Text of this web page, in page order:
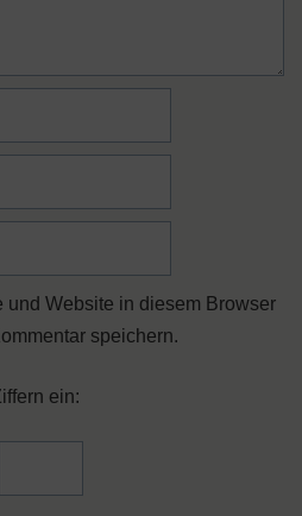
und Website in diesem Browser
speichern.
ein: